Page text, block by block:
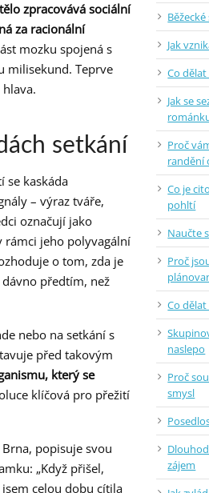
tělo zpracovává sociální
za racionální
mozku spojená s
milisekund. Teprve
setkání
se kaskáda
– výraz tváře,
označují jako
rámci jeho polyvagální
o tom, zda je
předtím, než
nebo na setkání s
před takovým
který se
klíčová pro přežití
popisuje svou
„Když přišel,
celou dobu cítila
Jak
Co
Jak se
Proč
randění
Co je
pohltí
Naučte
Proč
Co
naslepo
Proč
smysl
zájem